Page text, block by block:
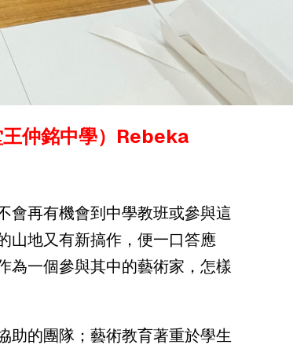
王仲銘中學）Rebeka
會再有機會到中學教班或參與這
山地又有新搞作，便一口答應
為一個參與其中的藝術家，怎樣
助的團隊；藝術教育著重於學生